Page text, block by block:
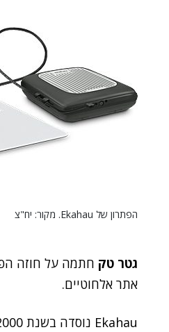
הפתרון של Ekahau. מקור: יח"צ
גטר טק חתמה על חוזה
אתר אלחוטיים.